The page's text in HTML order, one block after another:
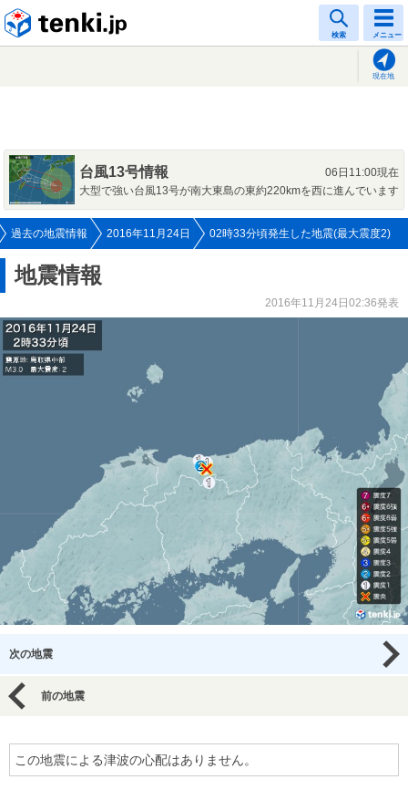
検索 メニュー
現在地
台風13号情報
06日11:00現在
大型で強い台風13号が南大東島の東約220kmを西に進んでいます
過去の地震情報 2016年11月24日 02時33分頃発生した地震(最大震度2)
地震情報
2016年11月24日02:36発表
次の地震
前の地震
この地震による津波の心配はありません。